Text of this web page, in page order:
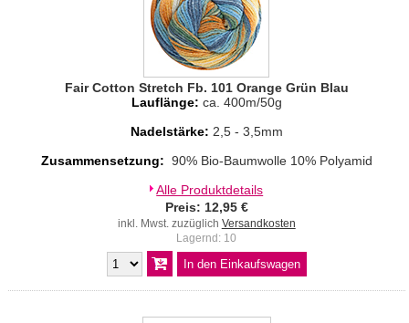
Fair Cotton Stretch Fb. 101 Orange Grün Blau
Lauflänge: ca. 400m/50g
Nadelstärke: 2,5 - 3,5mm
Zusammensetzung: 90% Bio-Baumwolle 10% Polyamid
Alle Produktdetails
Preis: 12,95 €
inkl. Mwst. zuzüglich Versandkosten
Lagernd: 10